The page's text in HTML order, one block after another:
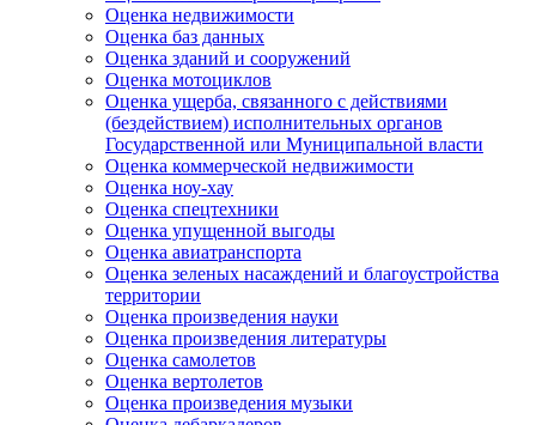
Оценка недвижимости
Оценка баз данных
Оценка зданий и сооружений
Оценка мотоциклов
Оценка ущерба, связанного с действиями
(бездействием) исполнительных органов
Государственной или Муниципальной власти
Оценка коммерческой недвижимости
Оценка ноу-хау
Оценка спецтехники
Оценка упущенной выгоды
Оценка авиатранспорта
Оценка зеленых насаждений и благоустройства
территории
Оценка произведения науки
Оценка произведения литературы
Оценка самолетов
Оценка вертолетов
Оценка произведения музыки